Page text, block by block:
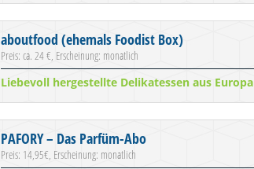
aboutfood (ehemals Foodist Box)
Preis: ca. 24 €, Erscheinung: monatlich
Liebevoll hergestellte Delikatessen aus Europa
PAFORY – Das Parfüm-Abo
Preis: 14,95€, Erscheinung: monatlich